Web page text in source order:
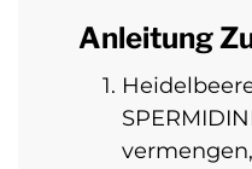
Anleitung